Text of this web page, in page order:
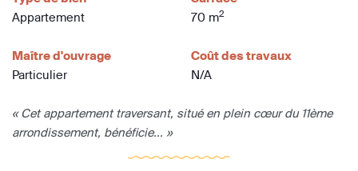
Appartement
70 m2
Maître d'ouvrage
Particulier
Coût des travaux
N/A
« Cet appartement traversant, situé en plein cœur du 11ème
arrondissement, bénéficie... »